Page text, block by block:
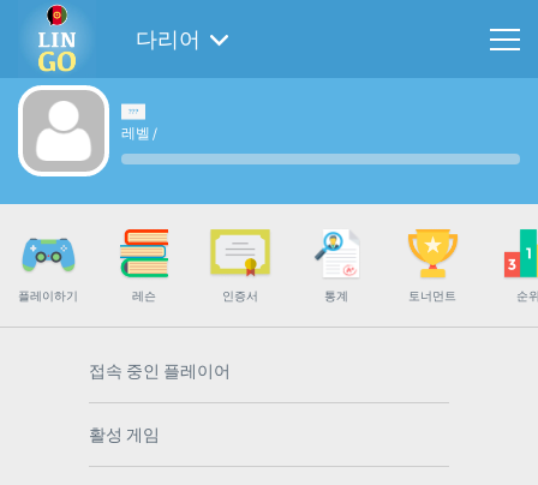
다리어
레벨 /
플레이하기 레슨 인증서 통계 토너먼트 순
접속 중인 플레이어
활성 게임